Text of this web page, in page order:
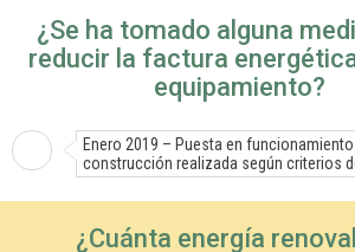
¿Se ha tomado alguna
reducir la factura
equipamiento?
Enero 2019 – Puesta en
construcción realizada según criterios
¿Cuánta energía